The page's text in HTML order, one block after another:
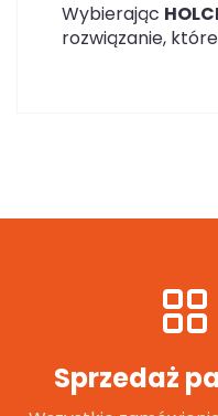
Wybierając
rozwiązanie,
Sprzedaż